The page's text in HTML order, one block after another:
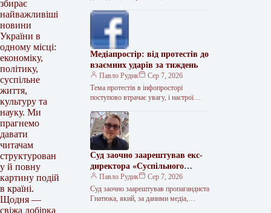
збирає
найважливіші
новини
України в
одному місці:
економіку,
політику,
суспільне
життя,
культуру та
науку. Ми
прагнемо
давати
читачам
структурован
у й повну
картину подій
в країні.
Щодня —
свіжа добірка
«Економіка руйнівних змін». Це
тритижнева програма, що
Медіапростір: від протестів до
взаємних ударів за тиждень
Павло Рудик
Сер 7, 2026
Тема протестів в інфопросторі
поступово втрачає увагу, і настрої
Зведення з інформаційної війни за 25–
31 липня…
Суд заочно заарештував екс-
директора «Суспільного
Херсон» за розграбування
майна
Павло Рудик
Сер 7, 2026
Суд заочно заарештував пропагандиста
Гнатюка, який, за даними медіа,